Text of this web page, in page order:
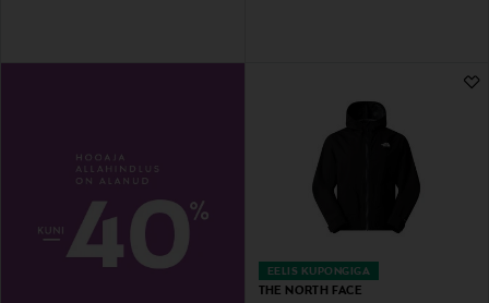
EELIS KUPONGIGA
THE NORTH FACE